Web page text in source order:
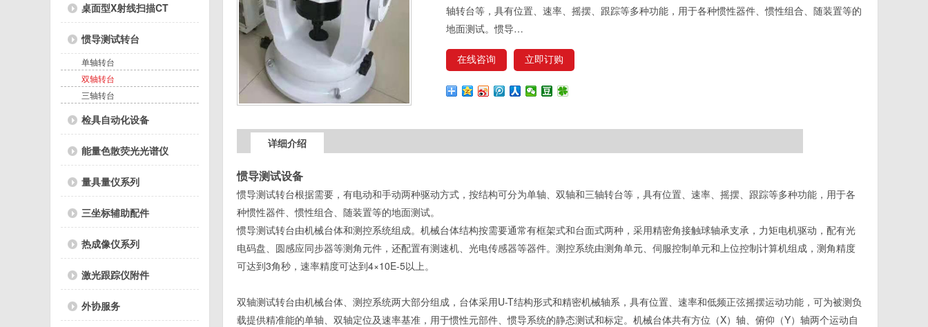
桌面型X射线扫描CT
惯导测试转台
单轴转台
双轴转台
三轴转台
检具自动化设备
能量色散荧光光谱仪
量具量仪系列
三坐标辅助配件
热成像仪系列
激光跟踪仪附件
外协服务
轴转台等，具有位置、速率、摇摆、跟踪等多种功能，用于各种惯性器件、惯性组合、随装置等的
地面测试。惯导…
在线咨询 立即订购
详细介绍
惯导测试设备
惯导测试转台根据需要，有电动和手动两种驱动方式，按结构可分为单轴、双轴和三轴转台等，具有位置、速率、摇摆、跟踪等多种功能，用于各
种惯性器件、惯性组合、随装置等的地面测试。
惯导测试转台由机械台体和测控系统组成。机械台体结构按需要通常有框架式和台面式两种，采用精密角接触球轴承支承，力矩电机驱动，配有光
电码盘、圆感应同步器等测角元件，还配置有测速机、光电传感器等器件。测控系统由测角单元、伺服控制单元和上位控制计算机组成，测角精度
可达到3角秒，速率精度可达到4×10E-5以上。
双轴测试转台由机械台体、测控系统两大部分组成，台体采用U-T结构形式和精密机械轴系，具有位置、速率和低频正弦摇摆运动功能，可为被测负
载提供精准能的单轴、双轴定位及速率基准，用于惯性元部件、惯导系统的静态测试和标定。机械台体共有方位（X）轴、俯仰（Y）轴两个运动自